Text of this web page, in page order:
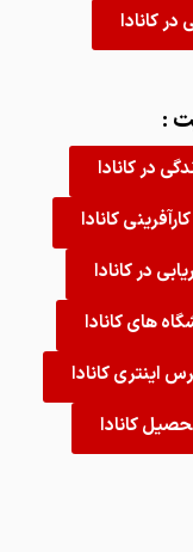
در کانادا
:
در کانادا
کانادا
در کانادا
های کانادا
اینتری کانادا
کانادا